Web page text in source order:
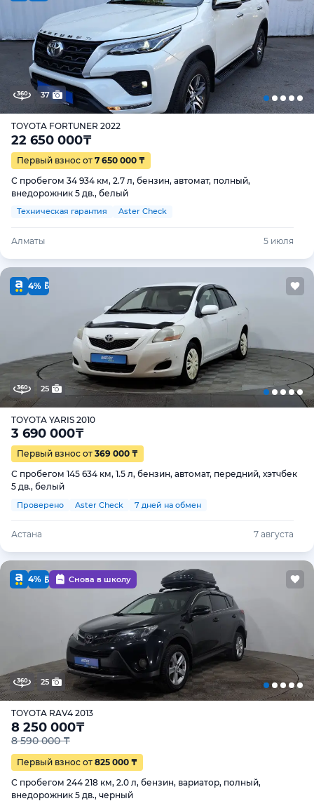
37
TOYOTA FORTUNER 2022
22 650 000₸
Первый взнос от 7 650 000 ₸
С пробегом 34 934 км, 2.7 л, бензин, автомат, полный,
внедорожник 5 дв., белый
Техническая гарантия Aster Check
Алматы 5 июля
4%
25
TOYOTA YARIS 2010
3 690 000₸
Первый взнос от 369 000 ₸
С пробегом 145 634 км, 1.5 л, бензин, автомат, передний, хэтчбек
5 дв., белый
Проверено Aster Check 7 дней на обмен
Астана 7 августа
4% Снова в школу
25
TOYOTA RAV4 2013
8 250 000₸
8 590 000 ₸
Первый взнос от 825 000 ₸
С пробегом 244 218 км, 2.0 л, бензин, вариатор, полный,
внедорожник 5 дв., черный